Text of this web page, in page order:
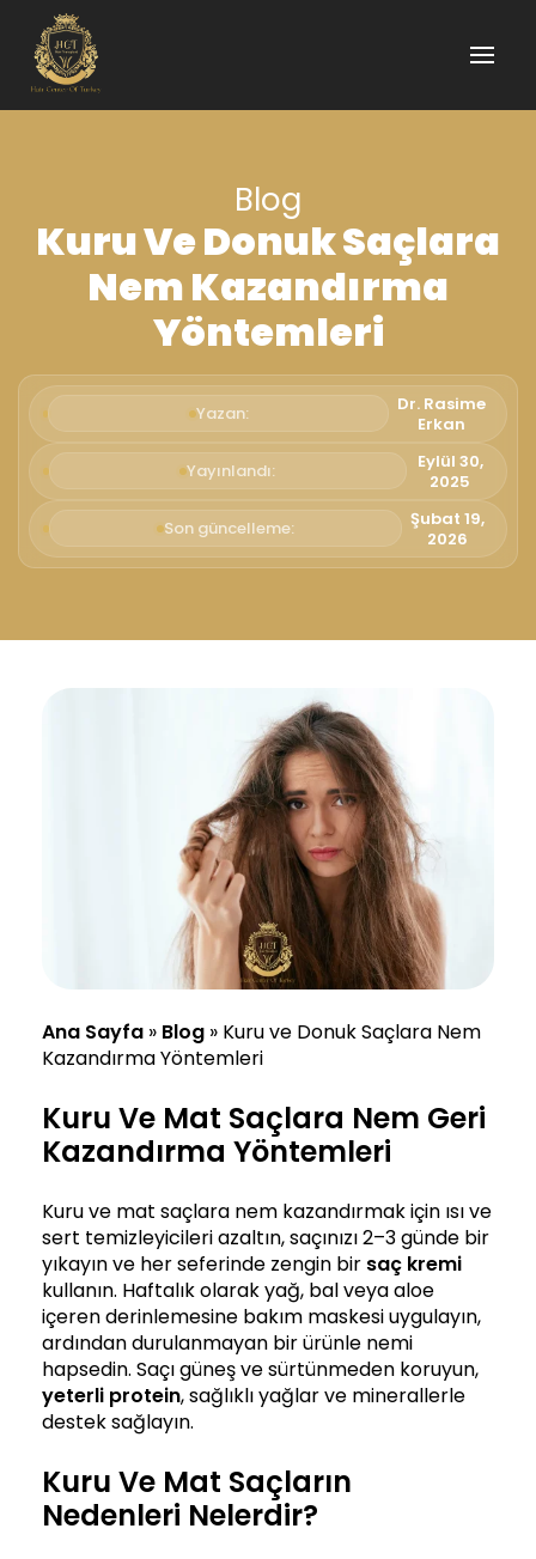
Blog
Kuru Ve Donuk Saçlara
Nem Kazandırma
Yöntemleri
Yazan:
Dr. Rasime
Erkan
Yayınlandı:
Eylül 30,
2025
Son güncelleme:
Şubat 19,
2026
Ana Sayfa » Blog » Kuru ve Donuk Saçlara Nem
Kazandırma Yöntemleri
Kuru Ve Mat Saçlara Nem Geri
Kazandırma Yöntemleri
Kuru ve mat saçlara nem kazandırmak için ısı ve
sert temizleyicileri azaltın, saçınızı 2–3 günde bir
yıkayın ve her seferinde zengin bir saç kremi
kullanın. Haftalık olarak yağ, bal veya aloe
içeren derinlemesine bakım maskesi uygulayın,
ardından durulanmayan bir ürünle nemi
hapsedin. Saçı güneş ve sürtünmeden koruyun,
yeterli protein, sağlıklı yağlar ve minerallerle
destek sağlayın.
Kuru Ve Mat Saçların
Nedenleri Nelerdir?